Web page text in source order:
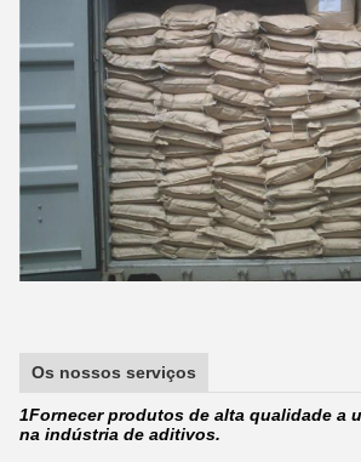
Os nossos serviços
1Fornecer produtos de alta qualidade a
na indústria de aditivos.